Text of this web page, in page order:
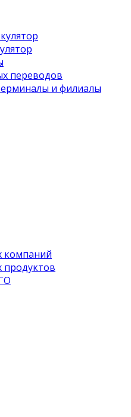
переводов
и филиалы
компаний
продуктов